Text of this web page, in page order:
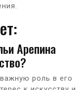
Арепина
роль в его